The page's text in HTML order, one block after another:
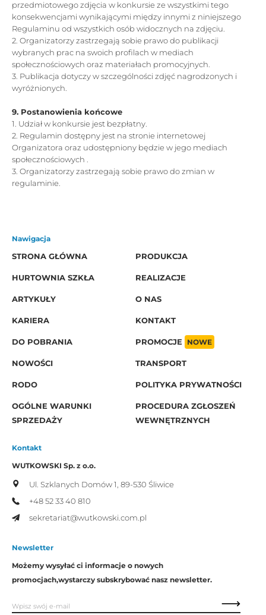
przedmiotowego zdjęcia w konkursie ze wszystkimi tego
konsekwencjami wynikającymi między innymi z niniejszego
Regulaminu od wszystkich osób widocznych na zdjęciu.
2. Organizatorzy zastrzegają sobie prawo do publikacji
wybranych prac na swoich profilach w mediach
społecznościowych oraz materiałach promocyjnych.
3. Publikacja dotyczy w szczególności zdjęć nagrodzonych i
wyróżnionych.
9. Postanowienia końcowe
1. Udział w konkursie jest bezpłatny.
2. Regulamin dostępny jest na stronie internetowej
Organizatora oraz udostępniony będzie w jego mediach
społecznościowych .
3. Organizatorzy zastrzegają sobie prawo do zmian w
regulaminie.
Nawigacja
STRONA GŁÓWNA
PRODUKCJA
HURTOWNIA SZKŁA REALIZACJE
ARTYKUŁY O NAS
KARIERA KONTAKT
DO POBRANIA PROMOCJE NOWE
NOWOŚCI TRANSPORT
RODO POLITYKA PRYWATNOŚCI
OGÓLNE WARUNKI
SPRZEDAŻY
PROCEDURA ZGŁOSZEŃ
WEWNĘTRZNYCH
Kontakt
WUTKOWSKI Sp. z o.o.
Ul. Szklanych Domów 1, 89-530 Śliwice
+48 52 33 40 810
sekretariat@wutkowski.com.pl
Newsletter
Możemy wysyłać ci informacje o nowych
promocjach,wystarczy subskrybować nasz newsletter.